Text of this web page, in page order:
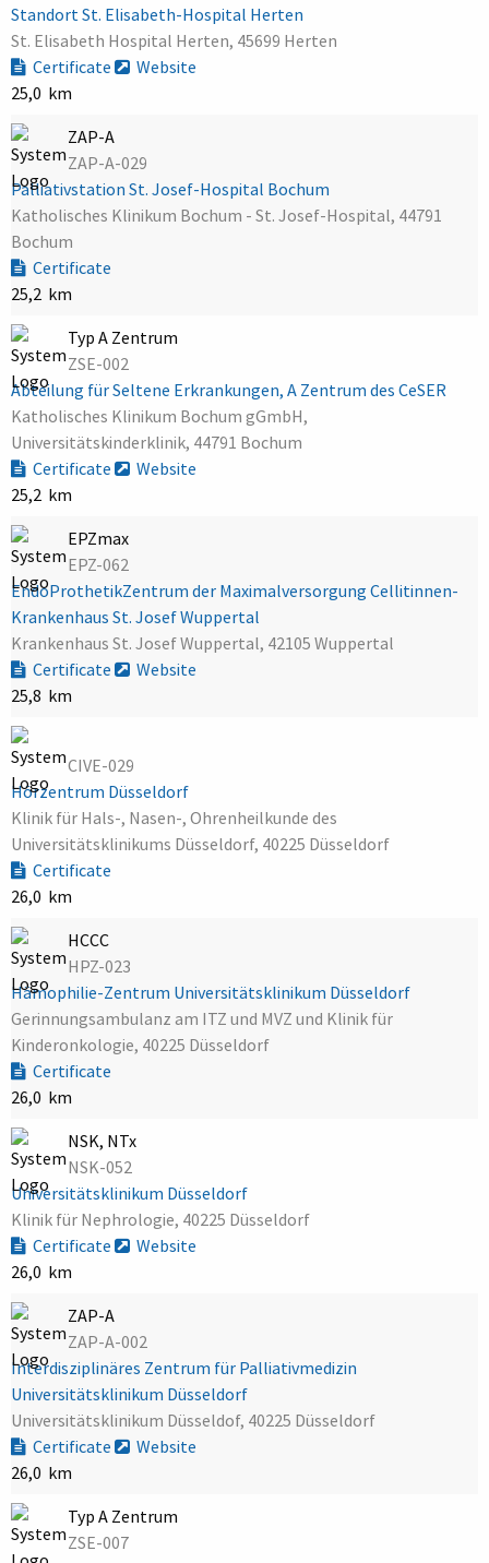
Standort St. Elisabeth-Hospital Herten
St. Elisabeth Hospital Herten, 45699 Herten
Certificate
Website
25,0 km
ZAP-A
ZAP-A-029
Palliativstation St. Josef-Hospital Bochum
Katholisches Klinikum Bochum - St. Josef-Hospital, 44791
Bochum
Certificate
25,2 km
Typ A Zentrum
ZSE-002
Abteilung für Seltene Erkrankungen, A Zentrum des CeSER
Katholisches Klinikum Bochum gGmbH,
Universitätskinderklinik, 44791 Bochum
Certificate
Website
25,2 km
EPZmax
EPZ-062
EndoProthetikZentrum der Maximalversorgung Cellitinnen-
Krankenhaus St. Josef Wuppertal
Krankenhaus St. Josef Wuppertal, 42105 Wuppertal
Certificate
Website
25,8 km
CIVE-029
Hörzentrum Düsseldorf
Klinik für Hals-, Nasen-, Ohrenheilkunde des
Universitätsklinikums Düsseldorf, 40225 Düsseldorf
Certificate
26,0 km
HCCC
HPZ-023
Hämophilie-Zentrum Universitätsklinikum Düsseldorf
Gerinnungsambulanz am ITZ und MVZ und Klinik für
Kinderonkologie, 40225 Düsseldorf
Certificate
26,0 km
NSK, NTx
NSK-052
Universitätsklinikum Düsseldorf
Klinik für Nephrologie, 40225 Düsseldorf
Certificate
Website
26,0 km
ZAP-A
ZAP-A-002
Interdisziplinäres Zentrum für Palliativmedizin
Universitätsklinikum Düsseldorf
Universitätsklinikum Düsseldof, 40225 Düsseldorf
Certificate
Website
26,0 km
Typ A Zentrum
ZSE-007